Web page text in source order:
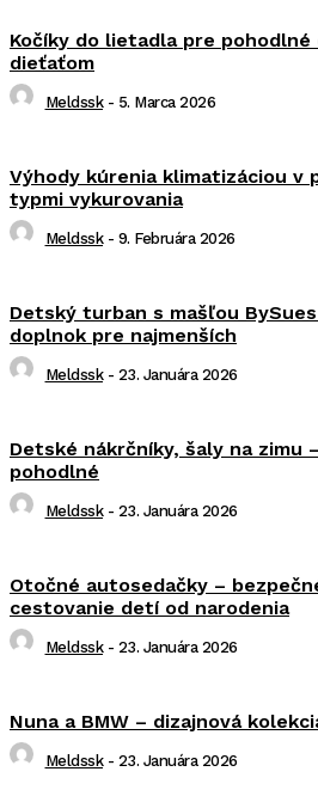
Kočíky do lietadla pre pohodlné
dieťaťom
Meldssk - 5. Marca 2026
Výhody kúrenia klimatizáciou v
typmi vykurovania
Meldssk - 9. Februára 2026
Detský turban s mašľou
doplnok pre najmenších
Meldssk - 23. Januára 2026
Detské nákrčníky, šaly na zimu
pohodlné
Meldssk - 23. Januára 2026
Otočné autosedačky –
cestovanie detí od narodenia
Meldssk - 23. Januára 2026
Nuna a BMW – dizajnová
Meldssk - 23. Januára 2026